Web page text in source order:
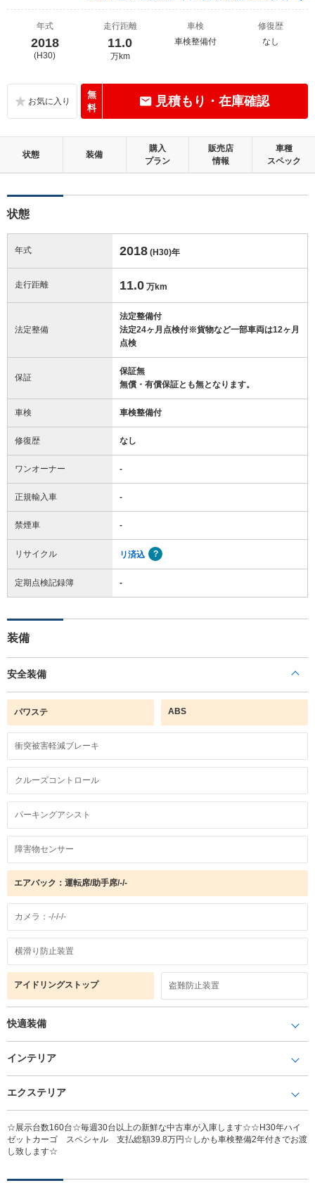
年式
2018
(H30)
走行距離
11.0
万km
車検
車検整備付
修復歴
なし
無
料
見積もり・在庫確認
状態 装備
購入
プラン
販売店
情報
車種
スペック
状態
年式 2018 (H30)年
走行距離 11.0 万km
法定整備
法定整備付
法定24ヶ月点検付※貨物など一部車両は12ヶ月
点検
保証
保証無
無償・有償保証とも無となります。
車検 車検整備付
修復歴 なし
ワンオーナー -
正規輸入車 -
禁煙車 -
リサイクル リ済込
定期点検記録簿 -
装備
安全装備
パワステ ABS
衝突被害軽減ブレーキ
クルーズコントロール
パーキングアシスト
障害物センサー
エアバック：運転席/助手席/-/-
カメラ：-/-/-/-
横滑り防止装置
アイドリングストップ 盗難防止装置
快適装備
インテリア
エクステリア
☆展示台数160台☆毎週30台以上の新鮮な中古車が入庫します☆☆H30年ハイ
ゼットカーゴ スペシャル 支払総額39.8万円☆しかも車検整備2年付きでお渡
し致します☆